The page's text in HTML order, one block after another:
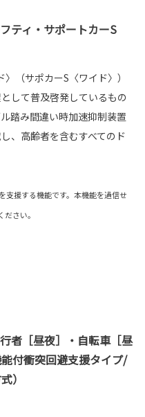
ティ・サポートカーS
（サポカーS〈ワイド〉）
して普及啓発しているもの
踏み間違い時加速抑制装置
、高齢者を含むすべてのド
援する機能です。本機能を過信せ
さい。
者［昼夜］・自転車［昼
付衝突回避支援タイプ/
）